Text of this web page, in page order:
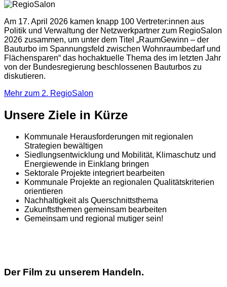
Am 17. April 2026 kamen knapp 100 Vertreter:innen aus
Politik und Verwaltung der Netzwerkpartner zum RegioSalon
2026 zusammen, um unter dem Titel „RaumGewinn – der
Bauturbo im Spannungsfeld zwischen Wohnraumbedarf und
Flächensparen“ das hochaktuelle Thema des im letzten Jahr
von der Bundesregierung beschlossenen Bauturbos zu
diskutieren.
Mehr zum 2. RegioSalon
Unsere Ziele in Kürze
Kommunale Herausforderungen mit regionalen
Strategien bewältigen
Siedlungsentwicklung und Mobilität, Klimaschutz und
Energiewende in Einklang bringen
Sektorale Projekte integriert bearbeiten
Kommunale Projekte an regionalen Qualitätskriterien
orientieren
Nachhaltigkeit als Querschnittsthema
Zukunftsthemen gemeinsam bearbeiten
Gemeinsam und regional mutiger sein!
Der Film zu unserem Handeln.